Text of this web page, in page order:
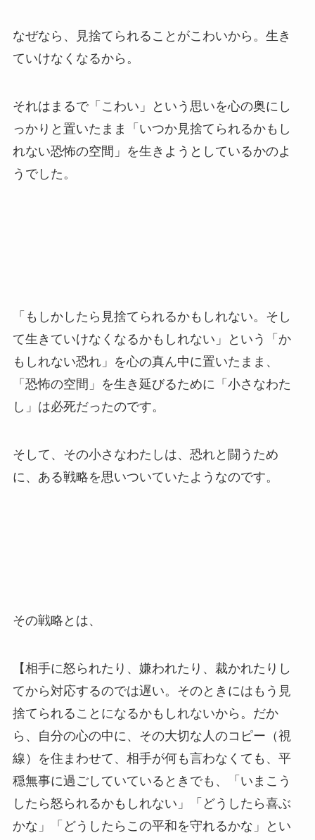
なぜなら、見捨てられることがこわいから。生き
ていけなくなるから。
それはまるで「こわい」という思いを心の奥にし
っかりと置いたまま「いつか見捨てられるかもし
れない恐怖の空間」を生きようとしているかのよ
うでした。
「もしかしたら見捨てられるかもしれない。そし
て生きていけなくなるかもしれない」という「か
もしれない恐れ」を心の真ん中に置いたまま、
「恐怖の空間」を生き延びるために「小さなわた
し」は必死だったのです。
そして、その小さなわたしは、恐れと闘うため
に、ある戦略を思いついていたようなのです。
その戦略とは、
【相手に怒られたり、嫌われたり、裁かれたりし
てから対応するのでは遅い。そのときにはもう見
捨てられることになるかもしれないから。だか
ら、自分の心の中に、その大切な人のコピー（視
線）を住まわせて、相手が何も言わなくても、平
穏無事に過ごしていているときでも、「いまこう
したら怒られるかもしれない」「どうしたら喜ぶ
かな」「どうしたらこの平和を守れるかな」とい